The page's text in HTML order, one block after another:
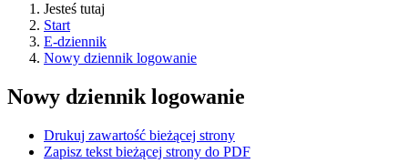
Jesteś tutaj
Start
E-dziennik
Nowy dziennik logowanie
Nowy dziennik logowanie
Drukuj zawartość bieżącej strony
Zapisz tekst bieżącej strony do PDF